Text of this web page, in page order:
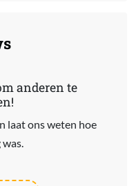
anderen te
laat ons weten hoe